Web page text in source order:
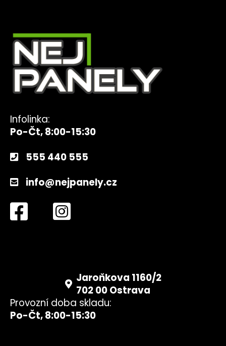
Infolinka:
Po-Čt, 8:00-15:30
555 440 555
info@nejpanely.cz
Jaroňkova 1160/2
702 00 Ostrava
Provozní doba skladu:
Po-Čt, 8:00-15:30